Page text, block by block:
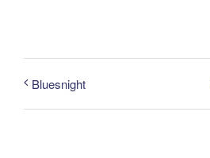
Bluesnight